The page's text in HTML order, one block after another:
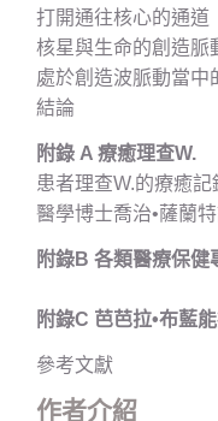
打開通往核心的通道
核星與生命的創造
處於創造波脈動當
結論
附錄 A 療癒理查W.
患者理查W.的療癒
醫學博士喬治•薩蘭
附錄B 各類醫療保
附錄C 芭芭拉•布藍
參考文獻
作者介紹